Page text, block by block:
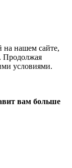
на нашем сайте,
Продолжая
условиями.
вам больше